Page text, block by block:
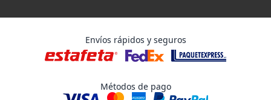
Envíos rápidos y seguros
Métodos de pago